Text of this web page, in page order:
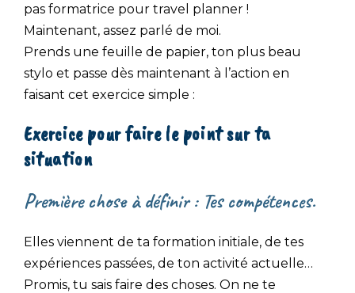
pas formatrice pour travel planner !
Maintenant, assez parlé de moi.
Prends une feuille de papier, ton plus beau
stylo et passe dès maintenant à l’action en
faisant cet exercice simple :
Exercice pour faire le point sur ta
situation
Première chose à définir : Tes compétences.
Elles viennent de ta formation initiale, de tes
expériences passées, de ton activité actuelle…
Promis, tu sais faire des choses. On ne te